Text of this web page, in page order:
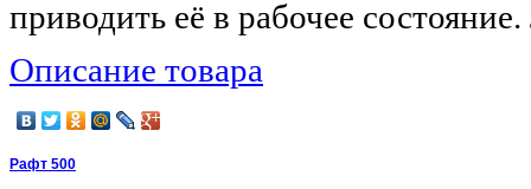
приводить её в рабочее
Описание товара
Рафт 500